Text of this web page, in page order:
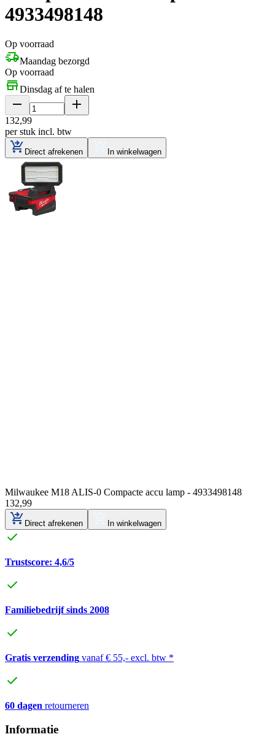
4933498148
Op voorraad
Maandag bezorgd
Op voorraad
Dinsdag af te halen
132,99
per stuk incl. btw
Direct afrekenen In winkelwagen
Milwaukee M18 ALIS-0 Compacte accu lamp - 4933498148
132,99
Direct afrekenen In winkelwagen
Trustscore: 4,6/5
Familiebedrijf sinds 2008
Gratis verzending vanaf € 55,- excl. btw *
60 dagen retourneren
Informatie